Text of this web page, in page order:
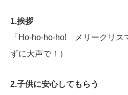
1.挨拶
「Ho-ho-ho-ho! メリークリス
ずに大声で！）
2.子供に安心してもらう